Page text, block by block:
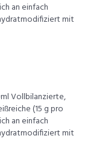
an einfach
mit
Vollbilanzierte,
(15 g pro
an einfach
mit